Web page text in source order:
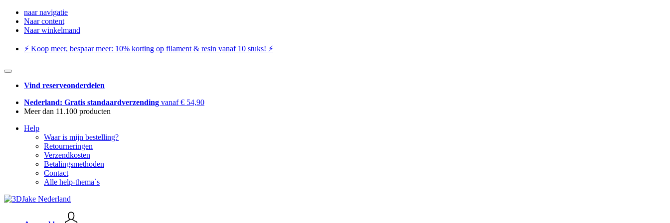
naar navigatie
Naar content
Naar winkelmand
⚡️ Koop meer, bespaar meer: ​​10% korting op filament & resin vanaf 10 stuks! ⚡️
Vind reserveonderdelen
Nederland: Gratis standaardverzending vanaf € 54,90
Meer dan 11.100 producten
Help
Waar is mijn bestelling?
Retourneringen
Verzendkosten
Betalingsmethoden
Contact
Alle help-thema`s